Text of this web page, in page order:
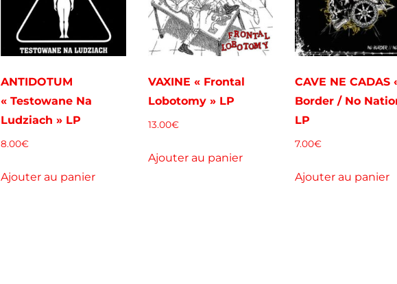
ANTIDOTUM
« Testowane Na
Ludziach » LP
8.00€
Ajouter au panier
VAXINE « Frontal
Lobotomy » LP
13.00€
Ajouter au panier
CAVE NE CADAS
Border / No
LP
7.00€
Ajouter au panier